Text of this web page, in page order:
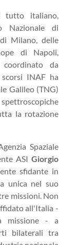
tutto italiano,
Nazionale di
Milano, delle
di Napoli,
da
INAF ha
Galileo (TNG)
la rotazione
Spaziale
ASI Giorgio
sfidante in
unica nel suo
missioni. Non
all'Italia -
missione - a
bilaterali tra